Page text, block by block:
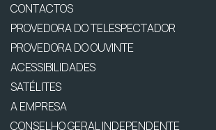
CONTACTOS
PROVEDORA DO TELESPECTADOR
PROVEDORA DO OUVINTE
ACESSIBILIDADES
SATÉLITES
A EMPRESA
CONSELHO GERAL INDEPENDENTE